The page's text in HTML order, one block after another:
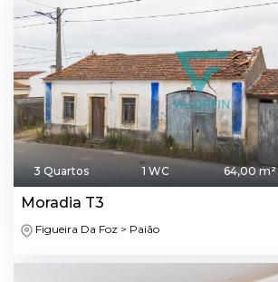
3 Quartos 1 WC 64,00 m²
Moradia T3
Figueira Da Foz > Paião